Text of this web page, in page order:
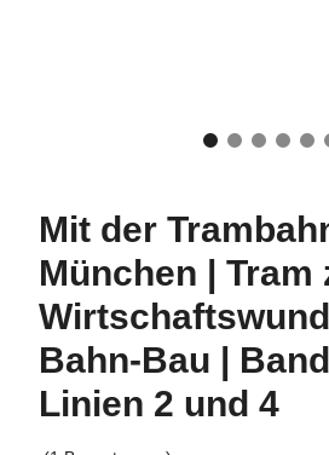
Mit der
München | Tram
Bahn-Bau |
Linien 2 und 4